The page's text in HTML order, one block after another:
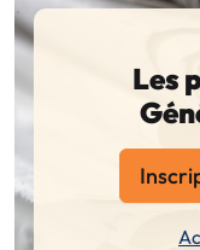
Les